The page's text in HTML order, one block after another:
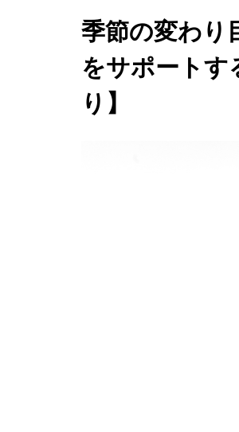
季節の変わり
をサポートす
り】